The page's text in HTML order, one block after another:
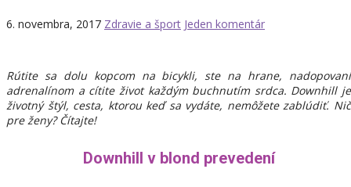
6. novembra, 2017 Zdravie a šport Jeden komentár
Rútite sa dolu kopcom na bicykli, ste na hrane, nadopovaní
adrenalínom a cítite život každým buchnutím srdca. Downhill je
životný štýl, cesta, ktorou keď sa vydáte, nemôžete zablúdiť. Nič
pre ženy? Čítajte!
Downhill v blond prevedení